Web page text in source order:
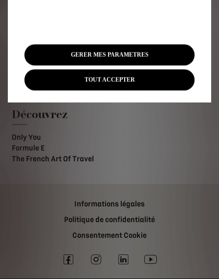
DS Service Store
Accessoires DS
Forfaits d'entretien DS
Trouvez une pièce de rechange
Découvrez
Only You
Formule E
The French Art Of Travel
Informations légales
Politique de confidentialité
Consentement Cookie
GERER MES PARAMETRES
TOUT ACCEPTER